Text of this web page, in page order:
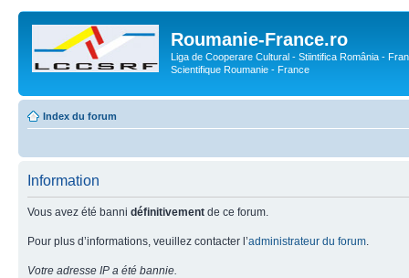
Roumanie-France.ro
Liga de Cooperare Cultural - Stiintifica România -
Scientifique Roumanie - France
Index du forum
Information
Vous avez été banni définitivement de ce forum.
Pour plus d’informations, veuillez contacter l’administrateur du forum
Votre adresse IP a été bannie.